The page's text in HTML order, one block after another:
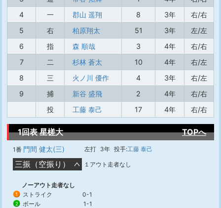
4
一 郡山 遥翔 8 3年
右/右
5
右 柏原翔太 51 3年
左/左
6
指 森 順哉 3 4年
右/右
7
二 杉林 蒼太 10 4年
右/左
8
三 火ノ川 優作 4 3年
右/左
9
捕 新谷 盛飛 2 4年
右/右
投
工藤 泰己 17 4年 右/右
1回表 星槎大 TOPへ
1番 門間 健太(三) 左打 3年 投手:工藤 泰己
三振（空振り） １アウト走者なし
ノーアウト走者なし
1 ストライク 0-1
2 ボール 1-1